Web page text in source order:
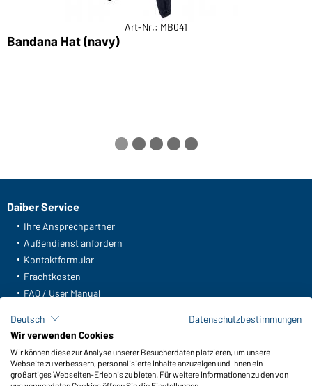
Art-Nr.: MB041
Bandana Hat (navy)
Daiber Service
Ihre Ansprechpartner
Außendienst anfordern
Kontaktformular
Frachtkosten
FAQ / User Manual
Meldeportal nach Hinweisgeberschutz
Funktionen & Pflege
Produkteigenschaften
Deutsch
Datenschutzbestimmungen
Wir verwenden Cookies
Wir können diese zur Analyse unserer Besucherdaten platzieren, um unsere
Webseite zu verbessern, personalisierte Inhalte anzuzeigen und Ihnen ein
großartiges Webseiten-Erlebnis zu bieten. Für weitere Informationen zu den von